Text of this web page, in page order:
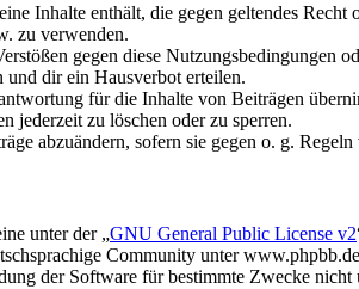
Inhalte enthält, die gegen geltendes
zu verwenden.
gegen diese
und dir ein Hausverbot erteilen.
für die Inhalte von Beiträgen
jederzeit zu löschen oder zu sperren.
abzuändern, sofern sie gegen o. g.
unter der „GNU General Public License v2
Community unter
der Software für bestimmte Zwecke